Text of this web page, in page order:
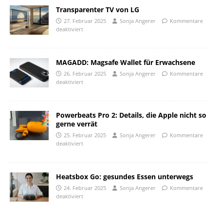
Transparenter TV von LG
27. Februar 2025 Sonja Angerer
Kommentare
deaktiviert
MAGADD: Magsafe Wallet für Erwachsene
26. Februar 2025 Sonja Angerer
Kommentare
deaktiviert
Powerbeats Pro 2: Details, die Apple nicht so
gerne verrät
25. Februar 2025 Sonja Angerer
Kommentare
deaktiviert
Heatsbox Go: gesundes Essen unterwegs
24. Februar 2025 Sonja Angerer
Kommentare
deaktiviert